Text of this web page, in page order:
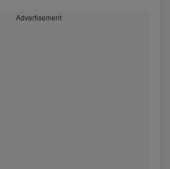
Advertisement